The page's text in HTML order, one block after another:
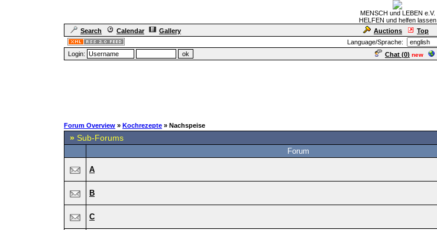
MENSCH und LEBEN e.V.
HELFEN und helfen lassen
Search
Calendar Gallery Auctions Top
Language/Sprache:
Login:
Chat (0) new
Forum Overview » Kochrezepte » Nachspeise
» Sub-Forums
Forum
A
B
C